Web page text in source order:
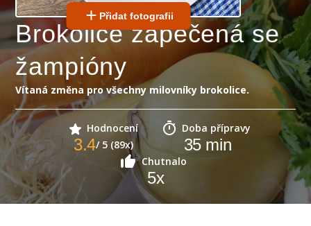
Přidat fotografii
Brokolice zapečená se
žampióny
Vítaná změna pro všechny milovníky brokolice.
Hodnocení
3.4/ 5 (89x)
Doba přípravy
35min
Chutnalo
5x